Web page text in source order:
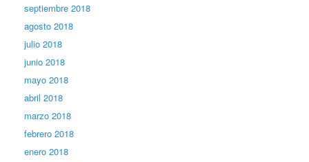
septiembre 2018
agosto 2018
julio 2018
junio 2018
mayo 2018
abril 2018
marzo 2018
febrero 2018
enero 2018